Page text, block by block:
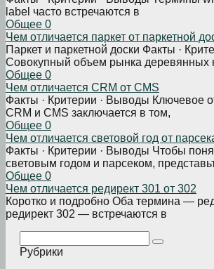
label часто встречаются в
Общее 0
Чем отличается паркет от паркетной
Паркет и паркетной доски Факты ·
Совокупный объем рынка деревянных
Общее 0
Чем отличается CRM от CMS
Факты · Критерии · Выводы Ключевое
CRM и CMS заключается в том,
Общее 0
Чем отличается световой год от
Факты · Критерии · Выводы Чтобы
световым годом и парсеком,
Общее 0
Чем отличается редирект 301 от 302
Коротко и подробно Оба термина —
редирект 302 — встречаются в
Рубрики